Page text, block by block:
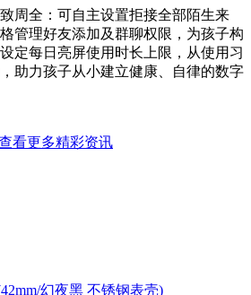
周全：可自主设置拒接全部陌生来
管理好友添加及群聊权限，为孩子构
定每日亮屏使用时长上限，从使用习
助力孩子从小建立健康、自律的数字
看更多精彩资讯